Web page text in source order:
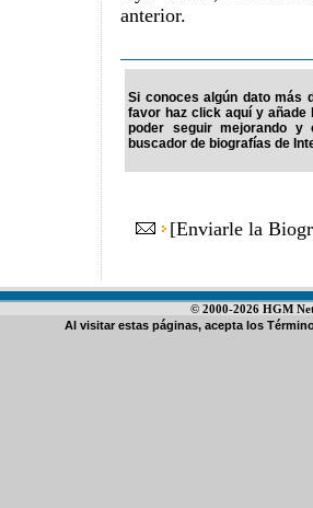
anterior.
Si conoces algún dato más
favor haz click aquí y
poder seguir mejorando y
buscador de biografías de
[Enviarle la
© 2000-2026 HGM
Al visitar estas páginas, acepta los